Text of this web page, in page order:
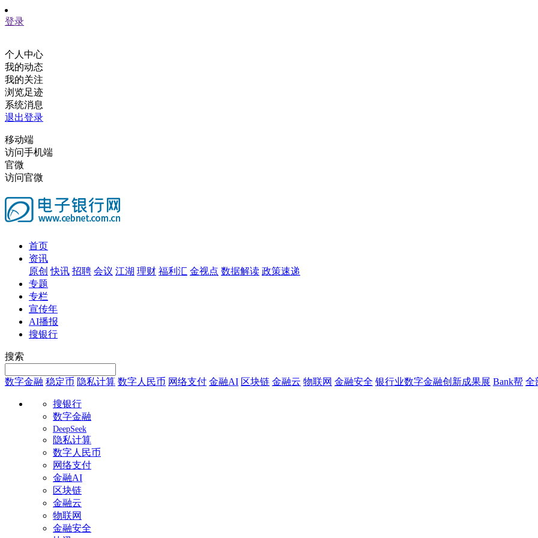
登录
个人中心
我的动态
我的关注
浏览足迹
系统消息
退出登录
移动端
访问手机端
官微
访问官微
首页
资讯
原创 快讯 招聘 会议 江湖 理财 福利汇 金视点 数据解读 政策速递
专题
专栏
宣传年
AI播报
搜银行
搜索
数字金融 稳定币 隐私计算 数字人民币 网络支付 金融AI 区块链 金融云 物联网 金融安全 银行业数字金融创新成果展 Bank帮 全
搜银行
数字金融
DeepSeek
隐私计算
数字人民币
网络支付
金融AI
区块链
金融云
物联网
金融安全